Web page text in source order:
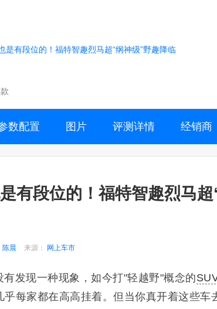
是有段位的！福特智趣烈马超“纲神级”野趣降临
数配置 图片 评测详情 经销商
有段位的！福特智趣烈马
陈晨 来源： 网上车市
有发现一种现象，如今打"轻越野"概念的
乎每家都在高高挂着。但当你真开着这些车